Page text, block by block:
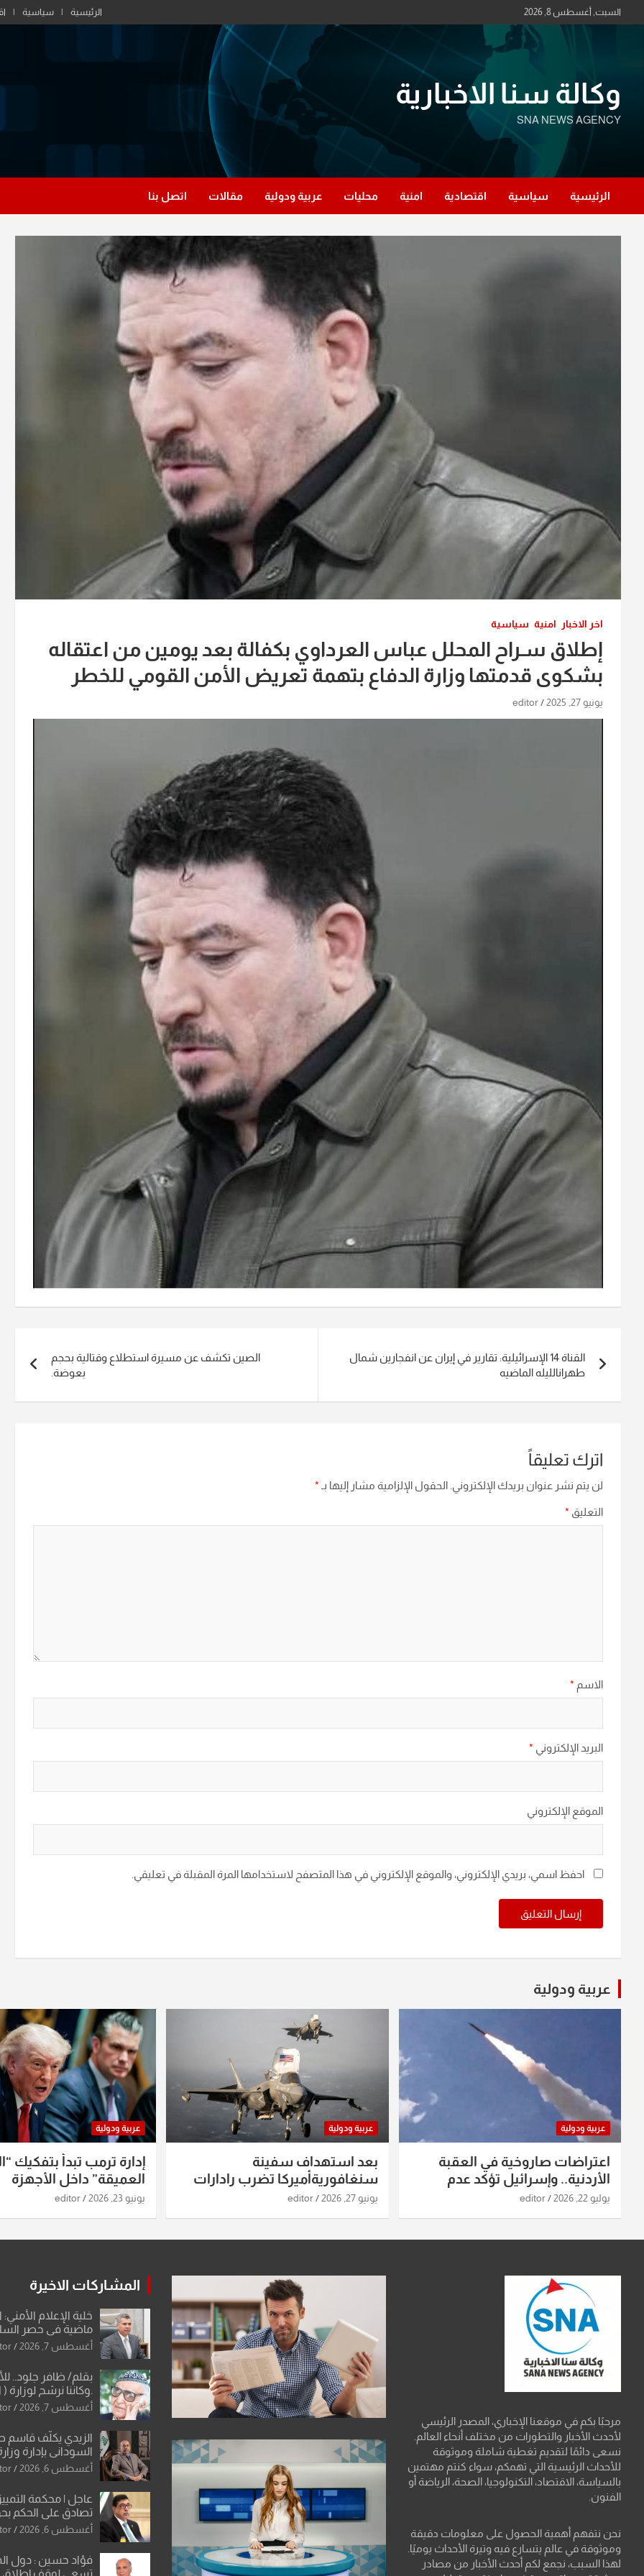
to
السبت, أغسطس 8, 2026 الرئيسية سياسية
وكالة سنا الاخبارية
SNA NEWS AGENCY
الرئيسية سياسية اقتصادية امنية محليات عربية ودولية مقالات اتصل بنا
اخر الاخبار امنية سياسية
إطلاق سـراح المحلل عباس العرداوي بكفالة بعد يومين من اعتقاله
بشكوى قدمتها وزارة الدفاع بتهمة تعريض الأمن القومي للخطر
يونيو 27, 2025 editor
المقالات
القناة 14 الإسرائيلية: تقارير في إيران عن انفجارين شمال
طهرانالليله الماضيه
الصين تكشف عن مسيرة استطلاع وقتالية بحجم
بعوضة.
اترك تعليقاً
لن يتم نشر عنوان بريدك الإلكتروني. الحقول الإلزامية مشار إليها بـ *
التعليق *
الاسم *
البريد الإلكتروني *
الموقع الإلكتروني
احفظ اسمي، بريدي الإلكتروني، والموقع الإلكتروني في هذا المتصفح لاستخدامها المرة المقبلة في تعليقي.
عربية ودولية
عربية ودولية
اعتراضات صاروخية في العقبة
الأردنية.. وإسرائيل تؤكد عدم
استهدافها
يوليو 22, 2026 editor
عربية ودولية
بعد استهداف سفينة
سنغافوريةأميركا تضرب رادارات
ومواقع صواريخ ومسيرات إيران..
يونيو 27, 2026 editor
عربية ودولية
إدارة ترمب تبدأ بتفكيك
العميقة” داخل الأجهزة
الاستخباراتية
يونيو 23, 2026 editor
مرحبًا بكم في موقعنا الإخباري، المصدر الرئيسي
لأحدث الأخبار والتطورات من مختلف أنحاء العالم.
نسعى دائمًا لتقديم تغطية شاملة وموثوقة
للأحداث الرئيسية التي تهمكم، سواء كنتم مهتمين
بالسياسة، الاقتصاد، التكنولوجيا، الصحة، الرياضة أو
الفنون.
نحن نتفهم أهمية الحصول على معلومات دقيقة
وموثوقة في عالم يتسارع فيه وتيرة الأحداث يوميًا.
لهذا السبب، نجمع لكم أحدث الأخبار من مصادر
المشاركات الاخيرة
خلية الإعلام
ماضية في حصر
دون رجعة
أغسطس 7, 2026
بقلم/ ظافر جلود..
.وكاننا نرشح لوزارة (
ماتت من
العراقية..
أغسطس 7, 2026
الزيدي يكلّف قاسم
السوداني بإدارة
أغسطس 6, 2026
عاجل | محكمة التمييز
تصادق على الحكم
الواحد كبيان
أغسطس 6, 2026
فؤاد حسين : دول
تسعى لوقف إطلاق